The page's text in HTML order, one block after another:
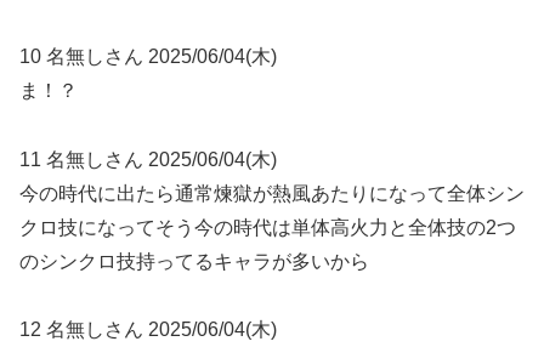
10 名無しさん 2025/06/04(木)
ま！？
11 名無しさん 2025/06/04(木)
今の時代に出たら通常煉獄が熱風あたりになって全体シン
クロ技になってそう今の時代は単体高火力と全体技の2つ
のシンクロ技持ってるキャラが多いから
12 名無しさん 2025/06/04(木)